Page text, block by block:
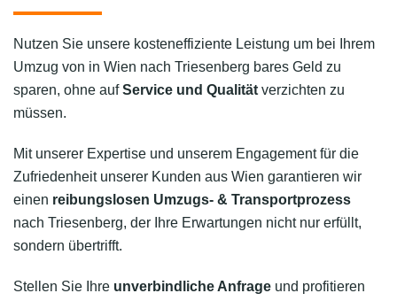
Nutzen Sie unsere kosteneffiziente Leistung um bei Ihrem
Umzug von in Wien nach Triesenberg bares Geld zu
sparen, ohne aufService und Qualität verzichten zu
müssen.
Mit unserer Expertise und unserem Engagement für die
Zufriedenheit unserer Kunden aus Wien garantieren wir
einen reibungslosen Umzugs- & Transportprozess
nach Triesenberg, der Ihre Erwartungen nicht nur erfüllt,
sondern übertrifft.
Stellen Sie Ihre unverbindliche Anfrage und profitieren